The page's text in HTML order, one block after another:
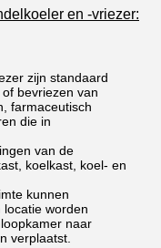
en -vriezer:
zijn standaard
bevriezen van
farmaceutisch
die in
van de
koelkast, koel- en
kunnen
worden
naar
verplaatst.